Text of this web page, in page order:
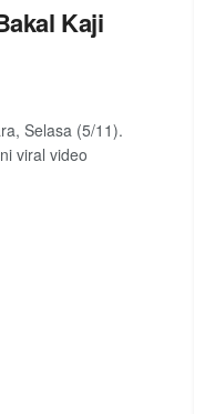
Kaji
Selasa (5/11).
viral video